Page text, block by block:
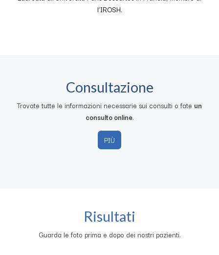
l’IROSH.
Consultazione
Trovate tutte le informazioni necessarie sui consulti o fate un
consulto online.
PIÙ
Risultati
Guarda le foto prima e dopo dei nostri pazienti.